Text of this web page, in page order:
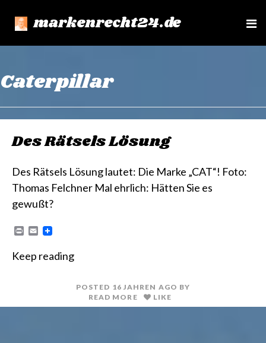
markenrecht24.de
e
Caterpillar
Des Rätsels Lösung
Des Rätsels Lösung lautet: Die Marke „CAT“! Foto:
Thomas Felchner Mal ehrlich: Hätten Sie es
gewußt?
n
E
i
Keep reading
POSTED 16 JAHREN AGO BY
READ MORE
LIKE